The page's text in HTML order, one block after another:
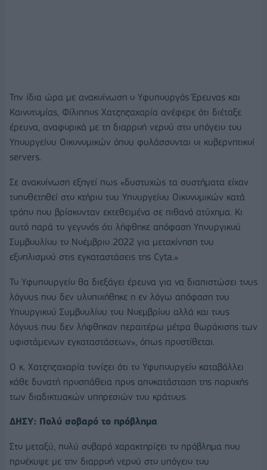
Την ίδια ώρα με ανακοίνωση ο Υφυπουργός Έρευνας και
Καινοτομίας, Φίλιππος Χατζηζαχαρία ανέφερε ότι διέταξε
έρευνα, αναφορικά με τη διαρροή νερού στο υπόγειο του
Υπουργείου Οικονομικών όπου φυλάσσονται οι κυβερνητικοί
servers.
Σε ανακοίνωση εξηγεί πως «δυστυχώς τα συστήματα είχαν
τοποθετηθεί στο κτήριο του Υπουργείου Οικονομικών κατά
τρόπο που βρίσκονταν εκτεθειμένα σε πιθανό ατύχημα. Κι
αυτό παρά το γεγονός ότι λήφθηκε απόφαση Υπουργικού
Συμβουλίου το Νοέμβριο 2022 για μετακίνηση του
εξοπλισμού στις εγκαταστάσεις της Cyta.»
Το Υφυπουργείο θα διεξάγει έρευνα για να διαπιστώσει τους
λόγους που δεν υλοποιήθηκε η εν λόγω απόφαση του
Υπουργικού Συμβουλίου του Νοεμβρίου αλλά και τους
λόγους που δεν λήφθηκαν περαιτέρω μέτρα θωράκισης των
υφιστάμενων εγκαταστάσεων», όπως προστίθεται.
Ο κ. Χατζηζαχαρία τονίζει ότι το Υφυπουργείο καταβάλλει
κάθε δυνατή προσπάθεια προς αποκατάσταση της παροχής
των διαδικτυακών υπηρεσιών του κράτους.
ΔΗΣΥ: Πολύ σοβαρό το πρόβλημα
Στο μεταξύ, πολύ σοβαρό χαρακτηρίζει το πρόβλημα που
προέκυψε με την διαρροή νερού στο υπόγειο του